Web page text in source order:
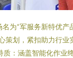
为“军服务新特优
划，紧扣助力行
：涵盖智能化作